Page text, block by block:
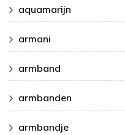
aquamarijn
armani
armband
armbanden
armbandje